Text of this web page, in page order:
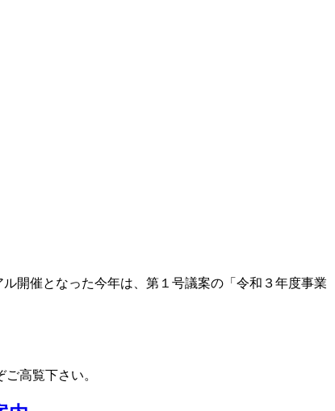
開催となった今年は、第１号議案の「令和３年度事業
高覧下さい。